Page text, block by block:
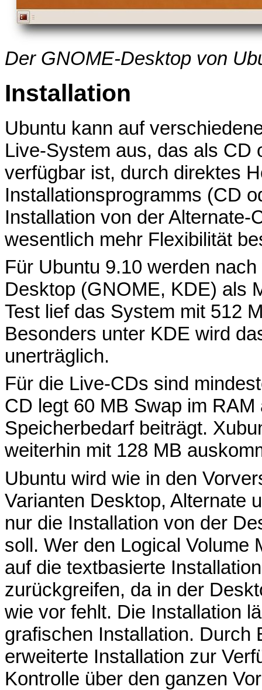
Der GNOME-Desktop von
Installation
Ubuntu kann auf
Live-System aus, das als CD
verfügbar ist, durch direktes
Installationsprogramms (CD
Installation von der Alternate-
wesentlich mehr Flexibilität
Für Ubuntu 9.10 werden
Desktop (GNOME, KDE) als
Test lief das System mit 512
Besonders unter KDE wird
unerträglich.
Für die Live-CDs sind
CD legt 60 MB Swap im
Speicherbedarf beiträgt.
weiterhin mit 128 MB
Ubuntu wird wie in den
Varianten Desktop, Alternate
nur die Installation von der
soll. Wer den Logical Volume
auf die textbasierte
zurückgreifen, da in der
wie vor fehlt. Die Installation
grafischen Installation. Durch
erweiterte Installation zur
Kontrolle über den ganzen